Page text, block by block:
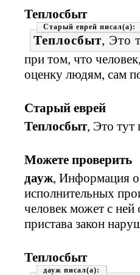
Теплосбыт
Старый еврей
Теплосбыт, Это
при том, что
оценку людям, сам
Старый еврей
Теплосбыт, Это тут
Можете проверить
дауж, Информация о
исполнительных
человек может с
пристава закон
Теплосбыт
дауж